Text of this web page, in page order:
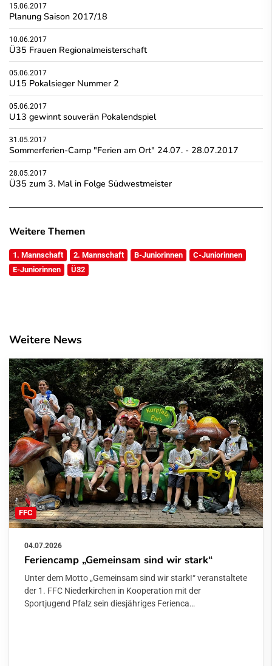
15.06.2017
Planung Saison 2017/18
10.06.2017
Ü35 Frauen Regionalmeisterschaft
05.06.2017
U15 Pokalsieger Nummer 2
05.06.2017
U13 gewinnt souverän Pokalendspiel
31.05.2017
Sommerferien-Camp "Ferien am Ort" 24.07. - 28.07.2017
28.05.2017
Ü35 zum 3. Mal in Folge Südwestmeister
Weitere Themen
1. Mannschaft 2. Mannschaft B-Juniorinnen
C-Juniorinnen
E-Juniorinnen
Ü32
Weitere News
FFC
04.07.2026
Feriencamp „Gemeinsam sind wir stark“
Unter dem Motto „Gemeinsam sind wir stark!“ veranstaltete
der 1. FFC Niederkirchen in Kooperation mit der
Sportjugend Pfalz sein diesjähriges Ferienca…